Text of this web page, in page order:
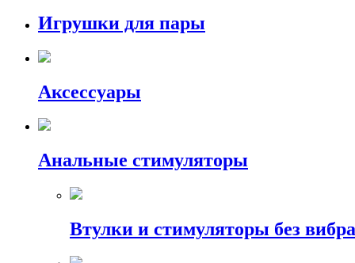
Игрушки для пары
Аксессуары
Анальные стимуляторы
Втулки и стимуляторы без